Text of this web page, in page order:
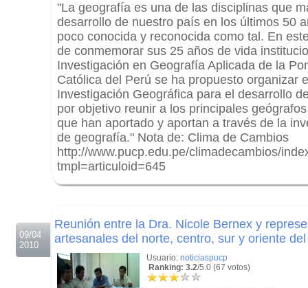
"La geografía es una de las disciplinas que
desarrollo de nuestro país en los últimos 50
poco conocida y reconocida como tal. En
de conmemorar sus 25 años de vida
Investigación en Geografía Aplicada de la
Católica del Perú se ha propuesto organizar
Investigación Geográfica para el desarrollo
por objetivo reunir a los principales
que han aportado y aportan a través de la
de geografía." Nota de: Clima de Cambios
http://www.pucp.edu.pe/climadecambios/
tmpl=articuloid=645
09/04
2010
Reunión entre la Dra. Nicole Bernex y
artesanales del norte, centro, sur y oriente
Usuario: noticiaspucp
Ranking: 3.2/5.0 (67 votos)